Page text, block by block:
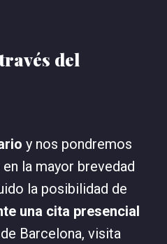
del
y nos pondremos
la mayor brevedad
la posibilidad de
una cita presencial
Barcelona, visita